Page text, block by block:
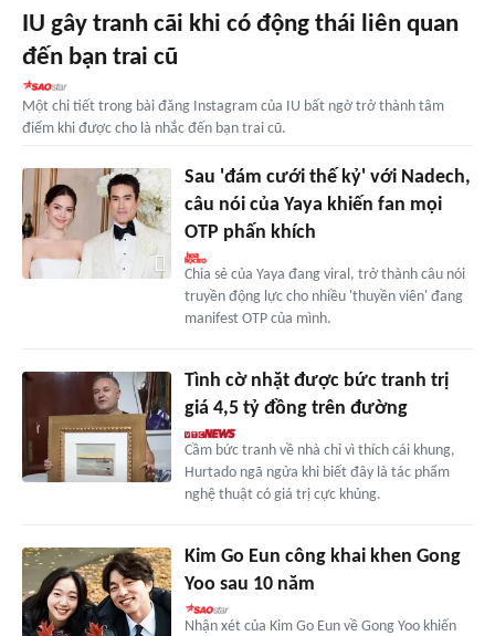
IU gây tranh cãi khi có động thái liên quan
đến bạn trai cũ
Một chi tiết trong bài đăng Instagram của IU bất ngờ trở thành tâm
điểm khi được cho là nhắc đến bạn trai cũ.
Sau 'đám cưới thế kỷ' với Nadech,
câu nói của Yaya khiến fan mọi
OTP phấn khích
Chia sẻ của Yaya đang viral, trở thành câu nói
truyền động lực cho nhiều 'thuyền viên' đang
manifest OTP của mình.
Tình cờ nhặt được bức tranh trị
giá 4,5 tỷ đồng trên đường
Cầm bức tranh về nhà chỉ vì thích cái khung,
Hurtado ngã ngửa khi biết đây là tác phẩm
nghệ thuật có giá trị cực khủng.
Kim Go Eun công khai khen Gong
Yoo sau 10 năm
Nhận xét của Kim Go Eun về Gong Yoo khiến